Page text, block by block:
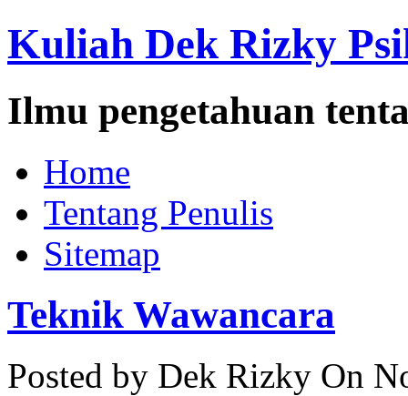
Kuliah Dek Rizky
Ilmu pengetahuan
Home
Tentang Penulis
Sitemap
Teknik Wawancara
Posted by Dek Rizky On